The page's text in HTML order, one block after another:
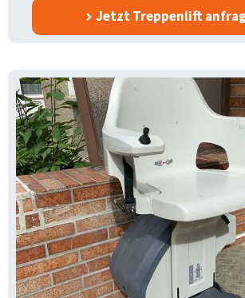
Jetzt Treppenlift